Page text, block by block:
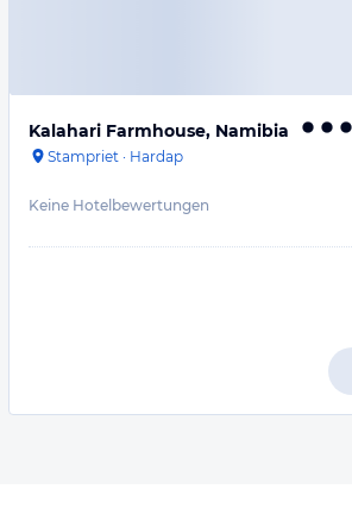
Kalahari Farmhouse, Namibia
Stampriet · Hardap
Keine Hotelbewertungen